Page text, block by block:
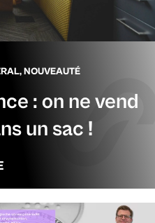
,NOUVEAUTÉ
: on ne vend
un sac !